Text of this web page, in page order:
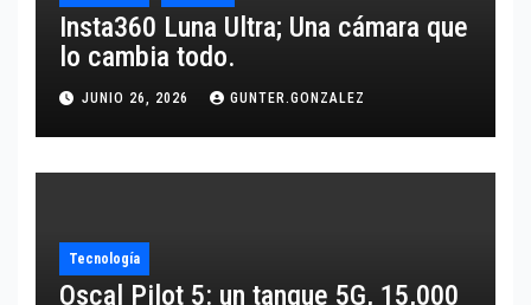
Insta360 Luna Ultra; Una cámara que
lo cambia todo.
JUNIO 26, 2026 GUNTER.GONZALEZ
Tecnología
Oscal Pilot 5: un tanque 5G, 15,000